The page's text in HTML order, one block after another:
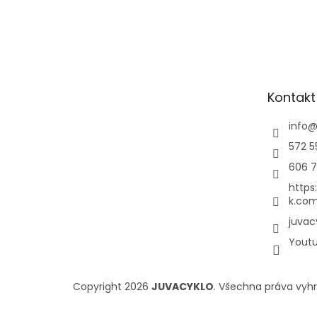
Kontakt
info@
572
606
Copyright 2026 JUVACYKLO. Všechna práva